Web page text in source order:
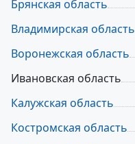
Брянская область
Владимирская область
Воронежская область
Ивановская область
Калужская область
Костромская область